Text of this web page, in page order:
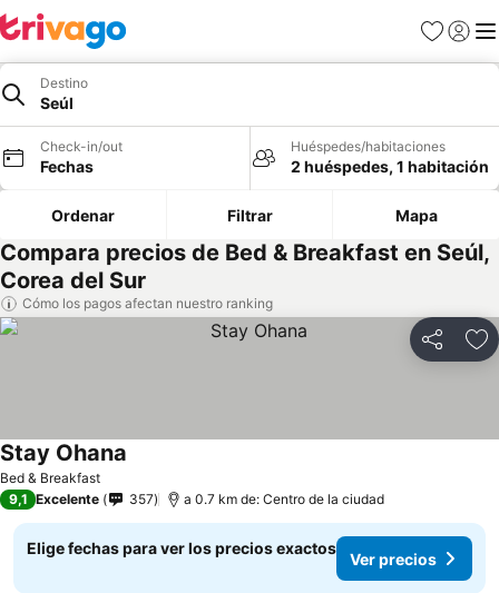
Favoritos
Iniciar
Destino
Seúl
Check-in/out
Fechas
Huéspedes/habitaciones
2 huéspedes, 1 habitación
Ordenar Filtrar Mapa
Compara precios de Bed & Breakfast en Seúl,
Corea del Sur
Cómo los pagos afectan nuestro ranking
Compartir
Bed & Breakfast
Stay Ohana
9,1 Excelente 357 a 0.7 km de: Centro de la ciudad
Elige fechas para ver los precios exactos
Ver precios